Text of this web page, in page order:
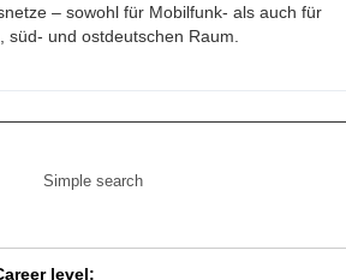
– sowohl für Mobilfunk- als auch für
und ostdeutschen Raum.
Simple search
level: